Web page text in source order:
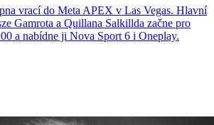
vrací do Meta APEX v Las Vegas. Hlavní
Gamrota a Quillana Salkillda začne pro
a nabídne ji Nova Sport 6 i Oneplay.